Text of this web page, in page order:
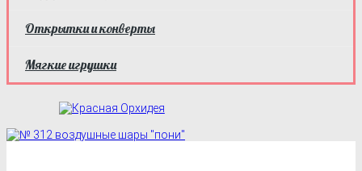
Открытки и конверты
Мягкие игрушки